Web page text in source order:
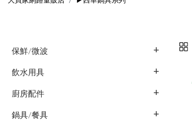
保鮮/微波
飲水用具
廚房配件
鍋具/餐具